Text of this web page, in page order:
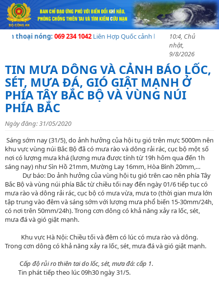
thoại nóng:069 234 1042Liên Hợp Quốc cảnh báo về khủng hoảng
10:4, Chủ
nhật,
9/8/2026
TIN MƯA DÔNG VÀ CẢNH BÁO LỐC,
SÉT, MƯA ĐÁ, GIÓ GIẬT MẠNH Ở
PHÍA TÂY BẮC BỘ VÀ VÙNG NÚI
PHÍA BẮC
Ngày đăng: 31/05/2020
Sáng sớm nay (31/5), do ảnh hưởng của hội tụ gió trên mực 5000m nên
khu vực vùng núi Bắc Bộ đã có mưa rào và dông rải rác, cục bộ một số
nơi có lượng mưa khá (lượng mưa được tính từ 19h hôm qua đến 1h
sáng nay) như Sìn Hồ 21mm, Mường Lay 16mm, Hòa Bình 20mm,…
Dự báo: Do ảnh hưởng của vùng hội tụ gió trên cao nên phía Tây
Bắc Bộ và vùng núi phía Bắc từ chiều tối nay đến ngày 01/6 tiếp tục có
mưa rào và dông rải rác, cục bộ có mưa vừa, mưa to (thời gian mưa lớn
tập trung vào đêm và sáng sớm với lượng mưa phổ biến 15-30mm/24h,
có nơi trên 50mm/24h). Trong cơn dông có khả năng xảy ra lốc, sét,
mưa đá và gió giật mạnh.
Khu vực Hà Nội:Chiều tối và đêm có lúc có mưa rào và dông.
Trong cơn dông có khả năng xảy ra lốc, sét, mưa đá và gió giật mạnh.
Cấp độ rủi ro thiên tai do lốc, sét, mưa đá: cấp 1.
Tin phát tiếp theo lúc 09h30 ngày 31/5.